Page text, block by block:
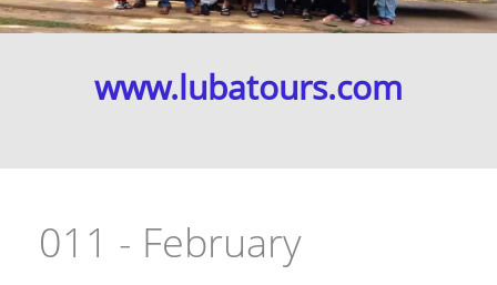
www.lubatours.com
011 - February